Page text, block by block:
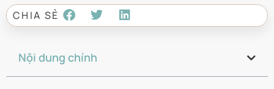
CHIA SẺ
Nội dung chính